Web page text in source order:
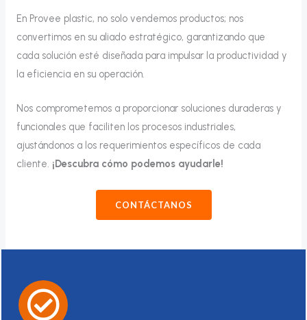
En Provee plastic, no solo vendemos productos; nos
convertimos en su aliado estratégico, garantizando que
cada solución esté diseñada para impulsar la productividad y
la eficiencia en su operación.
Nos comprometemos a proporcionar soluciones duraderas y
funcionales que faciliten los procesos industriales,
ajustándonos a los requerimientos específicos de cada
cliente. ¡Descubra cómo podemos ayudarle!
CONTÁCTANOS